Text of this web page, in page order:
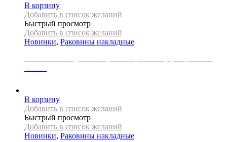
В корзину
Добавить в список желаний
Быстрый просмотр
Добавить в список желаний
Новинки, Раковины накладные
В корзину
Добавить в список желаний
Быстрый просмотр
Добавить в список желаний
Новинки, Раковины накладные